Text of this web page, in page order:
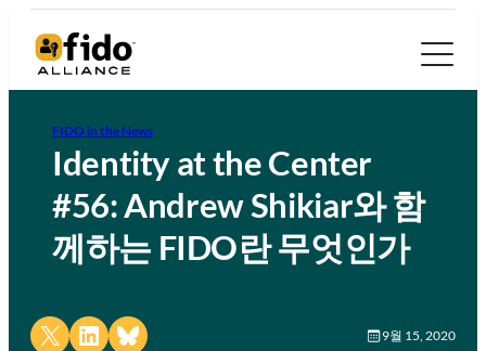
FIDO in the News
Identity at the Center
#56: Andrew Shikiar와 함
께하는 FIDO란 무엇인가
Share on X Share on LinkedIn
Share on Bluesky 9월 15, 2020